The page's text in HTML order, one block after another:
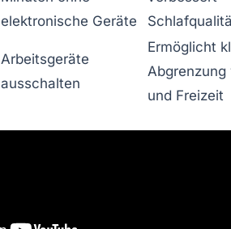
elektronische Geräte
Arbeitsgeräte
ausschalten
Ermöglicht
und Freizeit